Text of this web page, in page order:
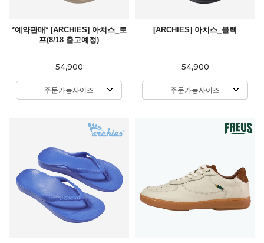
*예약판매* [ARCHIES] 아치스_토
프(8/18 출고예정)
54,900
주문가능사이즈
[ARCHIES] 아치스_블랙
54,900
주문가능사이즈